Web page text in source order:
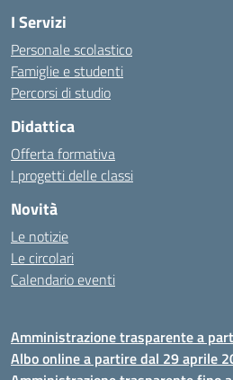
I Servizi
Personale scolastico
Famiglie e studenti
Percorsi di studio
Didattica
Offerta formativa
I progetti delle classi
Novità
Le notizie
Le circolari
Calendario eventi
Amministrazione trasparente a
Albo online a partire dal 29 aprile